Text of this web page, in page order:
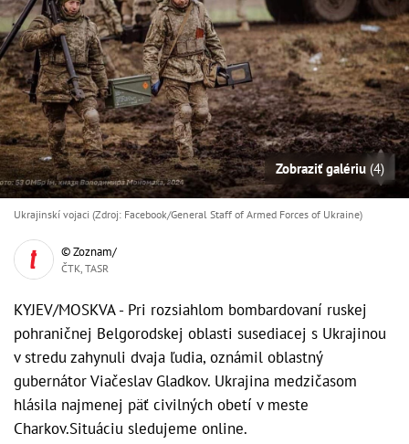
Zobraziť galériu (4)
Ukrajinskí vojaci (Zdroj: Facebook/General Staff of Armed Forces of Ukraine)
© Zoznam/
ČTK, TASR
KYJEV/MOSKVA - Pri rozsiahlom bombardovaní ruskej
pohraničnej Belgorodskej oblasti susediacej s Ukrajinou
v stredu zahynuli dvaja ľudia, oznámil oblastný
gubernátor Viačeslav Gladkov. Ukrajina medzičasom
hlásila najmenej päť civilných obetí v meste
Charkov.Situáciu sledujeme online.